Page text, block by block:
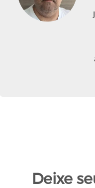
Deixe